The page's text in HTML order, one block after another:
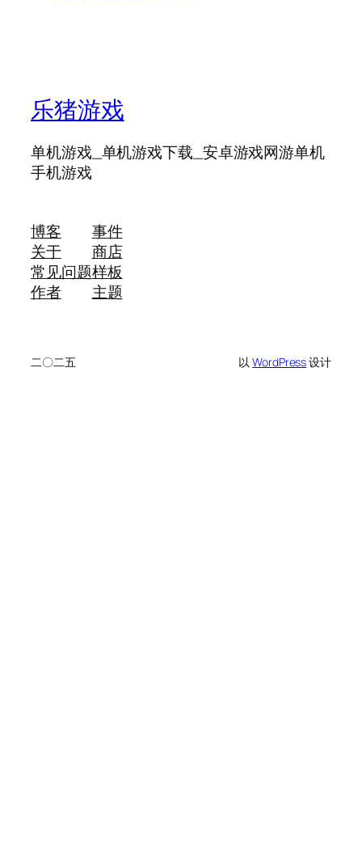
乐猪游戏
单机游戏_单机游戏下载_安卓游戏网游单机
手机游戏
博客
关于
常见问题
作者
事件
商店
样板
主题
二〇二五 以WordPress设计